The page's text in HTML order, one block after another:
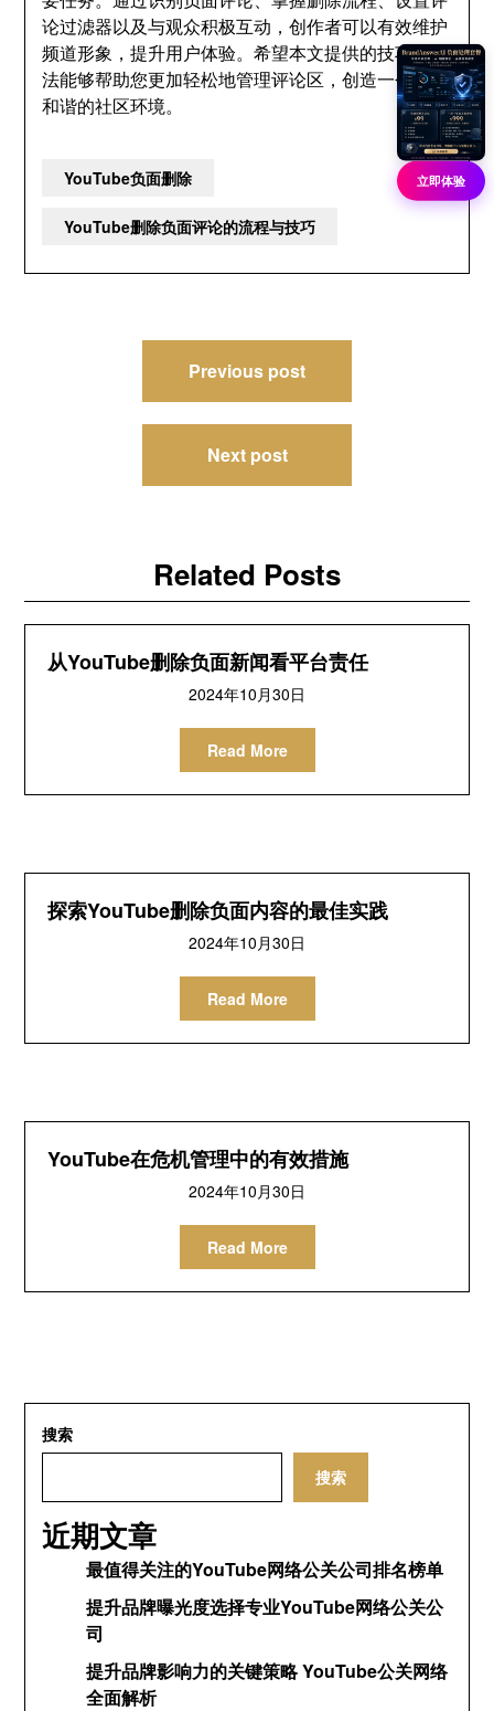
论过滤器以及与观众积极互动，创作者可以有效维护
频道形象，提升用户体验。希望本文提供的技巧和方
法能够帮助您更加轻松地管理评论区，创造一个积极
和谐的社区环境。
YouTube负面删除
YouTube删除负面评论的流程与技巧
Previous post
Next post
Related Posts
从YouTube删除负面新闻看平台责任
2024年10月30日
Read More
探索YouTube删除负面内容的最佳实践
2024年10月30日
Read More
YouTube在危机管理中的有效措施
2024年10月30日
Read More
搜索
搜索
近期文章
最值得关注的YouTube网络公关公司排名榜单
提升品牌曝光度选择专业YouTube网络公关公
司
提升品牌影响力的关键策略 YouTube公关网络
全面解析
立即体验